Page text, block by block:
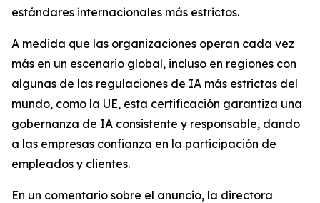
estándares internacionales más estrictos.
A medida que las organizaciones operan cada vez
más en un escenario global, incluso en regiones con
algunas de las regulaciones de IA más estrictas del
mundo, como la UE, esta certificación garantiza una
gobernanza de IA consistente y responsable, dando
a las empresas confianza en la participación de
empleados y clientes.
En un comentario sobre el anuncio, la directora